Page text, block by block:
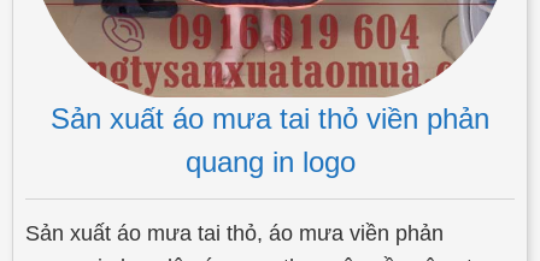
Sản xuất áo mưa tai thỏ viền phản
quang in logo
Sản xuất áo mưa tai thỏ, áo mưa viền phản